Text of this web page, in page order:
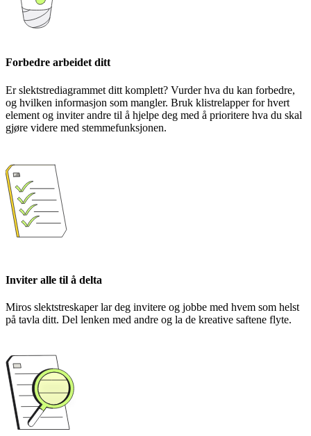
Forbedre arbeidet ditt
Er slektstrediagrammet ditt komplett? Vurder hva du kan forbedre,
og hvilken informasjon som mangler. Bruk klistrelapper for hvert
element og inviter andre til å hjelpe deg med å prioritere hva du skal
gjøre videre med stemmefunksjonen.
Inviter alle til å delta
Miros slektstreskaper lar deg invitere og jobbe med hvem som helst
på tavla ditt. Del lenken med andre og la de kreative saftene flyte.